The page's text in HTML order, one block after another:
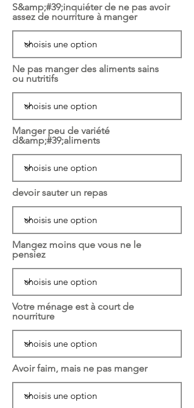
S&amp;#39;inquiéter de ne pas avoir
assez de nourriture à manger
Ne pas manger des aliments sains
ou nutritifs
Manger peu de variété
d&amp;#39;aliments
devoir sauter un repas
Mangez moins que vous ne le
pensiez
Votre ménage est à court de
nourriture
Avoir faim, mais ne pas manger